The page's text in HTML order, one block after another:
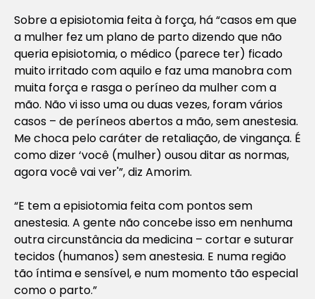
Sobre a episiotomia feita à força, há “casos em que
a mulher fez um plano de parto dizendo que não
queria episiotomia, o médico (parece ter) ficado
muito irritado com aquilo e faz uma manobra com
muita força e rasga o períneo da mulher com a
mão. Não vi isso uma ou duas vezes, foram vários
casos – de períneos abertos a mão, sem anestesia.
Me choca pelo caráter de retaliação, de vingança. É
como dizer ‘você (mulher) ousou ditar as normas,
agora você vai ver'”, diz Amorim.
“E tem a episiotomia feita com pontos sem
anestesia. A gente não concebe isso em nenhuma
outra circunstância da medicina – cortar e suturar
tecidos (humanos) sem anestesia. E numa região
tão íntima e sensível, e num momento tão especial
como o parto.”